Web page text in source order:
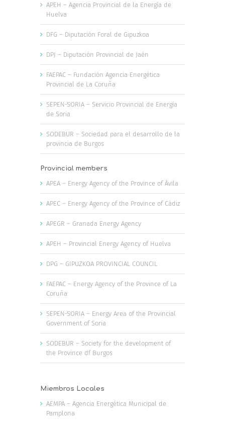
APEH – Agencia Provincial de la Energía de
Huelva
DFG – Diputación Foral de Gipuzkoa
DPJ – Diputación Provincial de Jaén
FAEPAC – Fundación Agencia Energética
Provincial de La Coruña
SEPEN-SORIA – Servicio Provincial de Energía
de Soria
SODEBUR – Sociedad para el desarrollo de la
provincia de Burgos
Provincial members
APEA – Energy Agency of the Province of Ávila
APEC – Energy Agency of the Province of Cádiz
APEGR – Granada Energy Agency
APEH – Provincial Energy Agency of Huelva
DPG – GIPUZKOA PROVINCIAL COUNCIL
FAEPAC – Energy Agency of the Province of La
Coruña
SEPEN-SORIA – Energy Area of the Provincial
Government of Soria
SODEBUR – Society for the development of
the Province df Burgos
Miembros Locales
AEMPA – Agencia Energética Municipal de
Pamplona